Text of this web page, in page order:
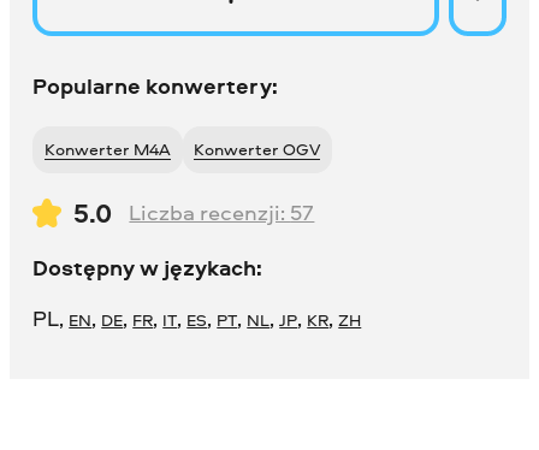
Popularne konwertery:
Konwerter M4A Konwerter OGV
5.0 Liczba recenzji: 57
Dostępny w językach:
PL, EN, DE, FR, IT, ES, PT, NL,JP, KR,ZH